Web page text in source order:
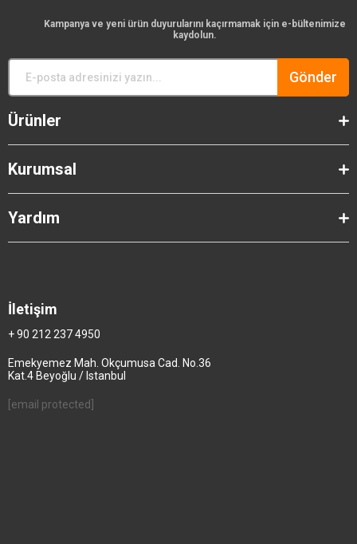
Kampanya ve yeni ürün duyurularını kaçırmamak için e-bültenimize
kaydolun.
Gönder
Ürünler
Kurumsal
Yardım
İletişim
+ 90 212 237 4950
Emekyemez Mah. Okçumusa Cad. No.36
Kat.4 Beyoğlu / Istanbul
[email protected]